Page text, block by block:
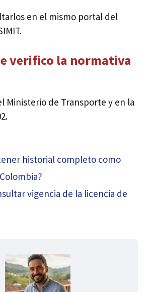
en el mismo portal del
verifico la normativa
Ministerio de Transporte y en la
historial completo como
vigencia de la licencia de